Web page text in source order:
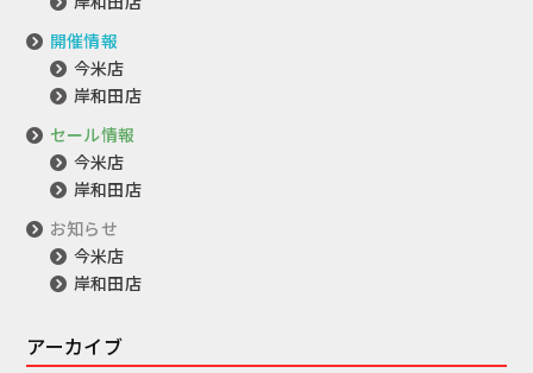
開催情報
今米店
岸和田店
セール情報
今米店
岸和田店
お知らせ
今米店
岸和田店
アーカイブ